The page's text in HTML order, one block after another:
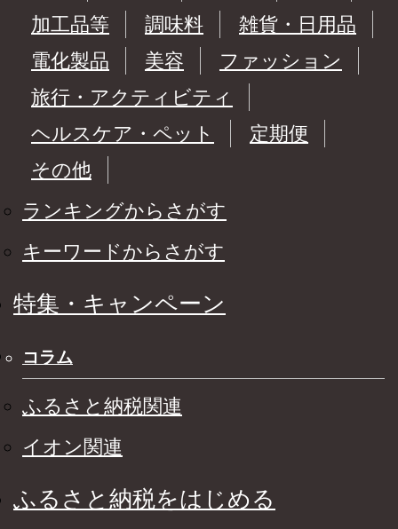
加工品等
調味料
雑貨・日用品
電化製品
美容
ファッション
旅行・アクティビティ
ヘルスケア・ペット
定期便
その他
ランキングからさがす
キーワードからさがす
特集・キャンペーン
コラム
ふるさと納税関連
イオン関連
ふるさと納税をはじめる